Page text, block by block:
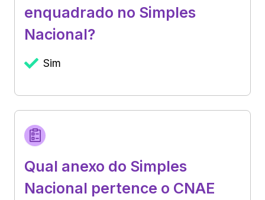
enquadrado no Simples
Nacional?
Sim
Qual anexo do Simples
Nacional pertence o CNAE